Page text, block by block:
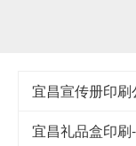
宜昌宣传册印
宜昌礼品盒印